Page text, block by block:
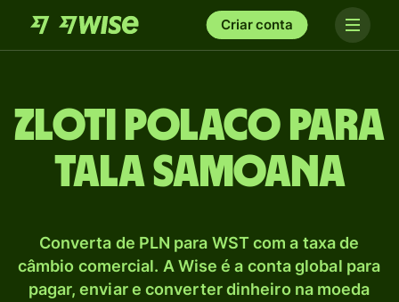
Criar conta
Zloti polaco para
Tala samoana
Converta de PLN para WST com a taxa de
câmbio comercial. A Wise é a conta global para
pagar, enviar e converter dinheiro na moeda